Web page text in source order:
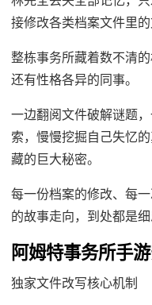
接修改各类档案文件里的
整栋事务所藏着数不清
还有性格各异的同事。
一边翻阅文件破解谜题
索，慢慢挖掘自己失忆
藏的巨大秘密。
每一份档案的修改、每
的故事走向，到处都是细
阿姆特事务所手
独家文件改写核心机制